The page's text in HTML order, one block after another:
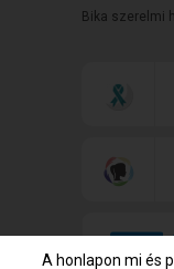
Bika szerelmi
A honlapon mi és